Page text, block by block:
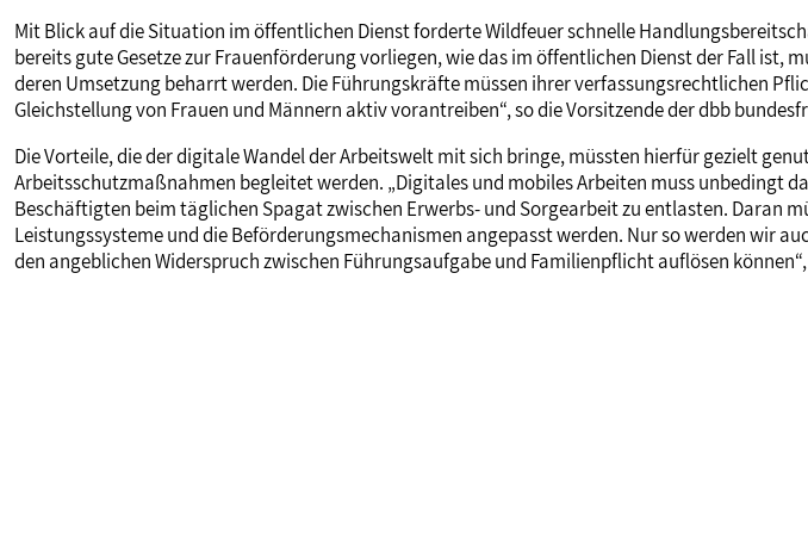
Mit Blick auf die Situation im öffentlichen Dienst forderte Wildfeuer schnelle
bereits gute Gesetze zur Frauenförderung vorliegen, wie das im öffentlichen Dienst der Fall ist,
deren Umsetzung beharrt werden. Die Führungskräfte müssen ihrer verfassungsrechtlichen
Gleichstellung von Frauen und Männern aktiv vorantreiben“, so die Vorsitzende der dbb
Die Vorteile, die der digitale Wandel der Arbeitswelt mit sich bringe, müssten hierfür gezielt
Arbeitsschutzmaßnahmen begleitet werden. „Digitales und mobiles Arbeiten muss unbedingt
Beschäftigten beim täglichen Spagat zwischen Erwerbs- und Sorgearbeit zu entlasten. Daran
Leistungssysteme und die Beförderungsmechanismen angepasst werden. Nur so werden wir
den angeblichen Widerspruch zwischen Führungsaufgabe und Familienpflicht auflösen